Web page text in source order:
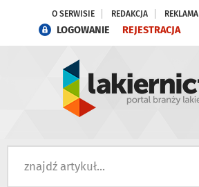
O SERWISIE REDAKCJA REKLAMA
LOGOWANIE REJESTRACJA